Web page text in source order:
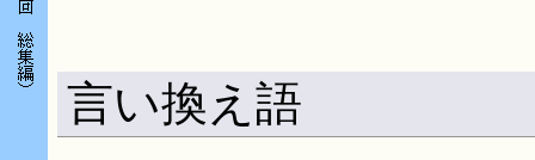
言い換え語